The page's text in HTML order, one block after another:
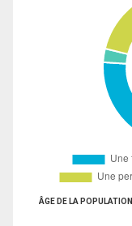
ÂGE DE LA POPULATION